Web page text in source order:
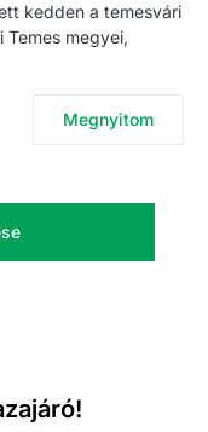
kedden a temesvári
megyei,
Megnyitom